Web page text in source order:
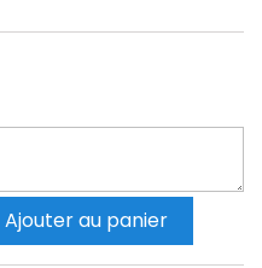
Ajouter au panier